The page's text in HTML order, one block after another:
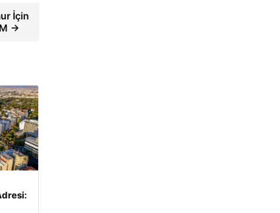
İçin
→